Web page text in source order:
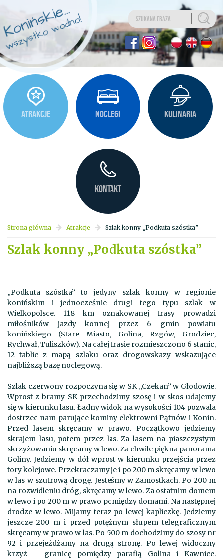
strona
internetowa
zawiera
system
ułatwień
dostępu.
ATRAKCJE NOCLEGI KULINARIA
KONTAKT
Strona główna Atrakcje Szlak konny „Podkuta szóstka”
Szlak konny „Podkuta szóstka”
„Podkuta szóstka” to jedyny szlak konny w regionie
konińskim i jednocześnie drugi tego typu szlak w
Wielkopolsce. 118 km oznakowanej trasy prowadzi
miłośników jazdy konnej przez 6 gmin powiatu
konińskiego (Stare Miasto, Golina, Rzgów, Grodziec,
Rychwał, Tuliszków). Na całej trasie rozmieszczono 6 stanic,
12 tablic z mapą szlaku oraz drogowskazy wskazujące
najbliższą bazę noclegową.
Szlak czerwony rozpoczyna się w SK „Czekan” w Głodowie.
Wprost z bramy SK przechodzimy szosę i w skos udajemy
się w kierunku lasu. Ładny widok na wysokości 104 pozwala
dostrzec nam parujące kominy elektrowni Pątnów i Konin.
Przed lasem skręcamy w prawo. Początkowo jedziemy
skrajem lasu, potem przez las. Za lasem na piaszczystym
skrzyżowaniu skręcamy w lewo. Za chwile piękna panorama
Goliny. Jedziemy w dół wprost w kierunku przejścia przez
tory kolejowe. Przekraczamy je i po 200 m skręcamy w lewo
w las w szutrową drogę. Jesteśmy w Zamostkach. Po 200 m
na rozwidleniu dróg, skręcamy w lewo. Za ostatnim domem
w lewo i po 200 m w prawo pomiędzy domami. Na następnej
drodze w lewo. Mijamy teraz po lewej kapliczkę. Jedziemy
jeszcze 200 m i przed potężnym słupem telegraficznym
skręcamy w prawo w las. Po 500 m dochodzimy do szosy nr
92 i przejeżdżamy na drugą stronę. Po lewej widoczny
krzyż – granicę pomiędzy parafią Golina i Kawnice.